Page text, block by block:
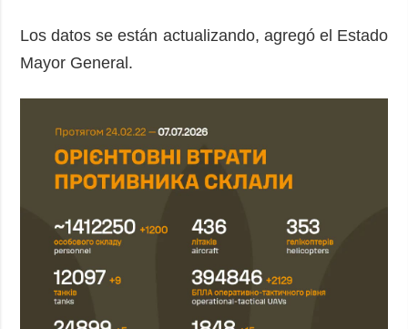
Los datos se están actualizando, agregó el Estado
Mayor General.